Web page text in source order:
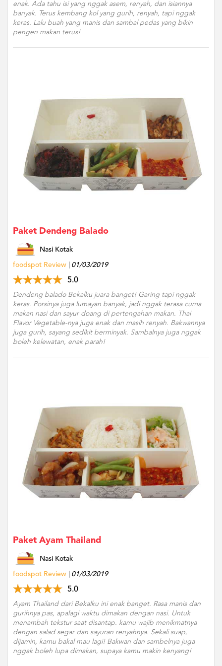
enak. Ada tahu isi yang nggak asem, renyah, dan isiannya
banyak. Terus kembang kol yang gurih, renyah, tapi nggak
keras. Lalu buah yang manis dan sambal pedas yang bikin
pengen makan terus!
Paket Dendeng Balado
Nasi Kotak
foodspot Review 01/03/2019
5.0
Dendeng balado Bekalku juara banget! Garing tapi nggak
keras. Porsinya juga lumayan banyak, jadi nggak terasa cuma
makan nasi dan sayur doang di pertengahan makan. Thai
Flavor Vegetable-nya juga enak dan masih renyah. Bakwannya
juga gurih, sayang sedikit berminyak. Sambalnya juga nggak
boleh kelewatan, enak parah!
Paket Ayam Thailand
Nasi Kotak
foodspot Review 01/03/2019
5.0
Ayam Thailand dari Bekalku ini enak banget. Rasa manis dan
gurihnya pas, apalagi waktu dimakan dengan nasi. Untuk
menambah tekstur saat disantap. kamu wajib menikmatnya
dengan salad segar dan sayuran renyahnya. Sekali suap,
dijamin, kamu bakal mau lagi! Bakwan dan sambelnya juga
nggak boleh lupa dimakan, supaya kamu makin kenyang!